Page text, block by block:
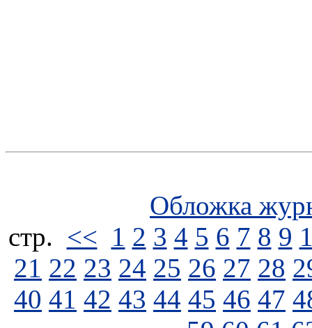
Обложка
стp. << 1 2 3 4 5 6 7 8 9
21 22 23 24 25 26 27 28
40 41 42 43 44 45 46 47